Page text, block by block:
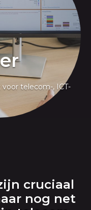
telecom-, ICT-
cruciaal
nog net